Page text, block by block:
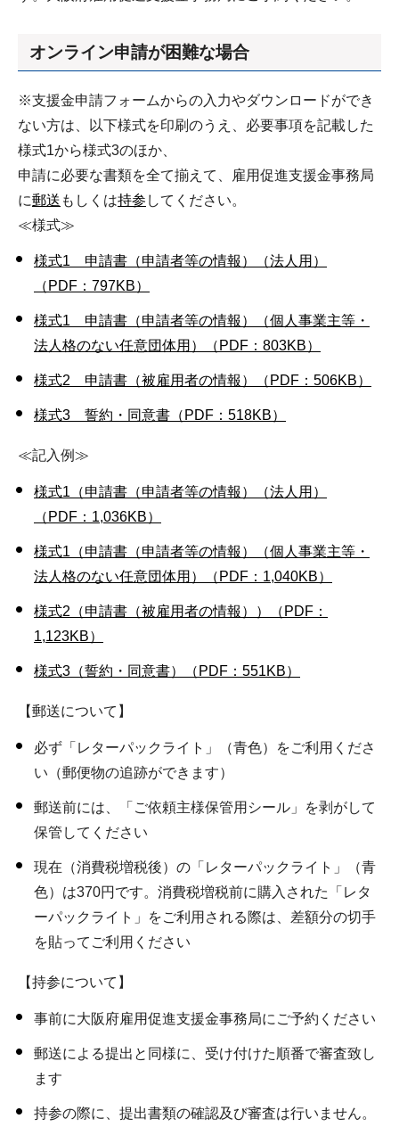
オンライン申請が困難な場合
※支援金申請フォームからの入力やダウンロードができ
ない方は、以下様式を印刷のうえ、必要事項を記載した
様式1から様式3のほか、
申請に必要な書類を全て揃えて、雇用促進支援金事務局
に郵送 もしくは持参 してください。
≪様式≫
様式1 申請書（申請者等の情報）（法人用）
（PDF：797KB）
様式1 申請書（申請者等の情報）（個人事業主等・
法人格のない任意団体用）（PDF：803KB）
様式2 申請書（被雇用者の情報）（PDF：506KB）
様式3 誓約・同意書（PDF：518KB）
≪記入例≫
様式1（申請書（申請者等の情報）（法人用）
（PDF：1,036KB）
様式1（申請書（申請者等の情報）（個人事業主等・
法人格のない任意団体用）（PDF：1,040KB）
様式2（申請書（被雇用者の情報））（PDF：
1,123KB）
様式3（誓約・同意書）（PDF：551KB）
【郵送について】
必ず「レターパックライト」（青色）をご利用くださ
い（郵便物の追跡ができます）
郵送前には、「ご依頼主様保管用シール」を剥がして
保管してください
現在（消費税増税後）の「レターパックライト」（青
色）は370円です。消費税増税前に購入された「レタ
ーパックライト」をご利用される際は、差額分の切手
を貼ってご利用ください
【持参について】
事前に大阪府雇用促進支援金事務局にご予約ください
郵送による提出と同様に、受け付けた順番で審査致し
ます
持参の際に、提出書類の確認及び審査は行いません。